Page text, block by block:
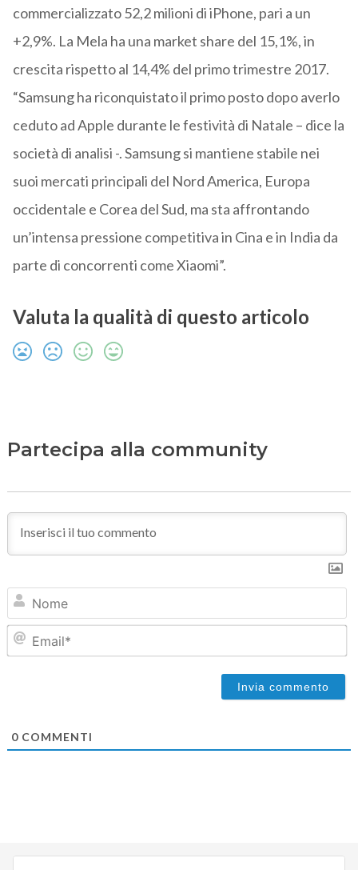
commercializzato 52,2 milioni di iPhone, pari a un
+2,9%. La Mela ha una market share del 15,1%, in
crescita rispetto al 14,4% del primo trimestre 2017.
“Samsung ha riconquistato il primo posto dopo averlo
ceduto ad Apple durante le festività di Natale – dice la
società di analisi -. Samsung si mantiene stabile nei
suoi mercati principali del Nord America, Europa
occidentale e Corea del Sud, ma sta affrontando
un’intensa pressione competitiva in Cina e in India da
parte di concorrenti come Xiaomi”.
Valuta la qualità di questo articolo
Partecipa alla community
0COMMENTI